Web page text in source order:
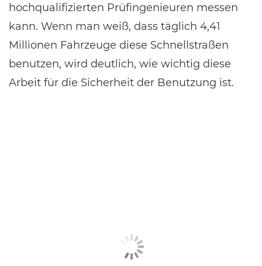
hochqualifizierten Prüfingenieuren messen
kann. Wenn man weiß, dass täglich 4,41
Millionen Fahrzeuge diese Schnellstraßen
benutzen, wird deutlich, wie wichtig diese
Arbeit für die Sicherheit der Benutzung ist.